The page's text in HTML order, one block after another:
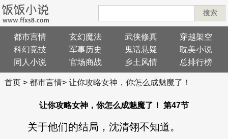
搜索
都市言情 玄幻魔法 武侠修真
穿越架空
科幻竞技
军事历史 鬼话悬疑
耽美小说
同人小说
官场商战 乡土风情 总排行榜
首页> 都市言情> 让你攻略女神，你怎么成魅魔了！
让你攻略女神，你怎么成魅魔了！ 第47节
关于他们的结局，沈清翎不知道。